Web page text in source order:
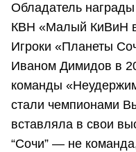
Обладатель
КВН «Малый КиВиН в
Игроки «Планеты
Иваном Димидов в
команды
стали чемпионами
вставляла в свои
“Сочи” — не